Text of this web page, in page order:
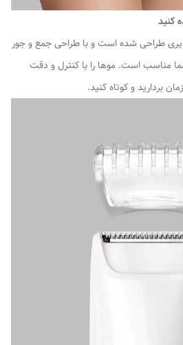
کنید
طراحی شده است و با طراحی جمع و جور
مناسب است. موها را با کنترل و دقت
بردارید و کوتاه کنید.